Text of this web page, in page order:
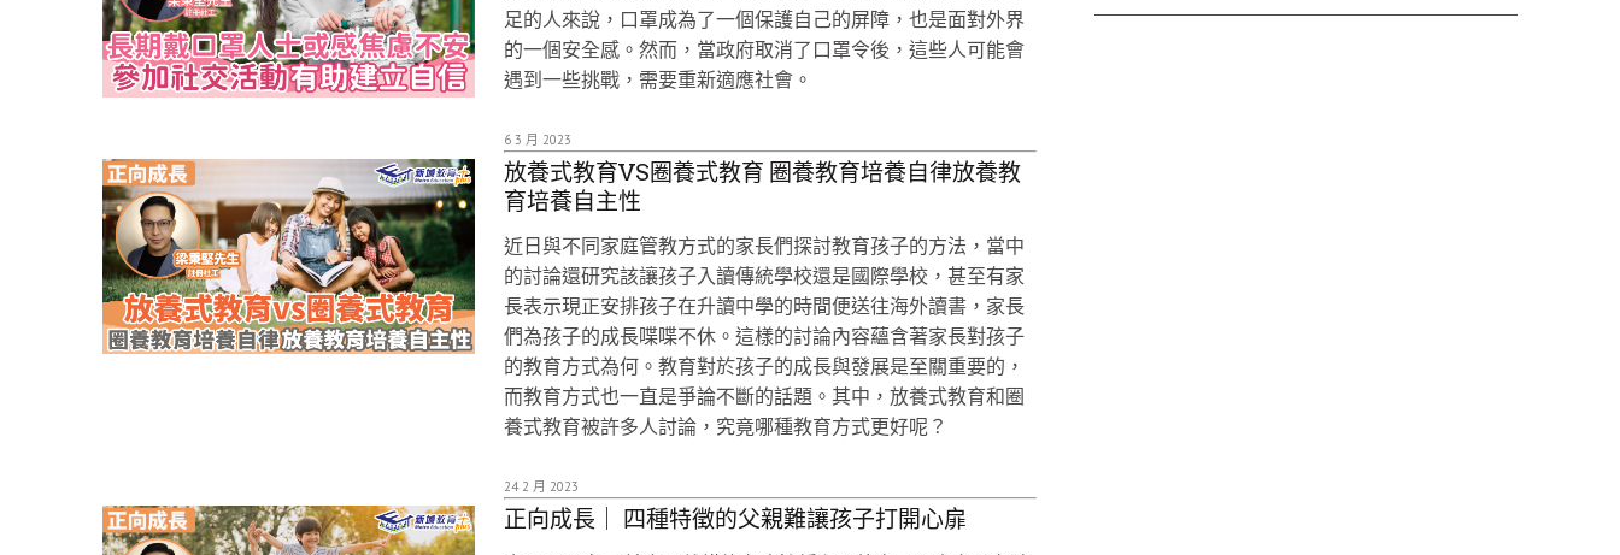
足的人來說，口罩成為了一個保護自己的屏障，也是面對外界
的一個安全感。然而，當政府取消了口罩令後，這些人可能會
遇到一些挑戰，需要重新適應社會。
6 3 月 2023
放養式教育VS圈養式教育 圈養教育培養自律放養教
育培養自主性
近日與不同家庭管教方式的家長們探討教育孩子的方法，當中
的討論還研究該讓孩子入讀傳統學校還是國際學校，甚至有家
長表示現正安排孩子在升讀中學的時間便送往海外讀書，家長
們為孩子的成長喋喋不休。這樣的討論內容蘊含著家長對孩子
的教育方式為何。教育對於孩子的成長與發展是至關重要的，
而教育方式也一直是爭論不斷的話題。其中，放養式教育和圈
養式教育被許多人討論，究竟哪種教育方式更好呢？
24 2 月 2023
正向成長｜ 四種特徵的父親難讓孩子打開心扉